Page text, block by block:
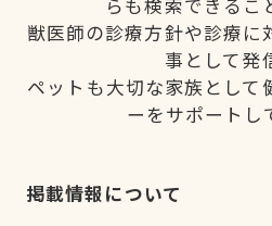
らも検索できるこ
獣医師の診療方針や診療に
事として発
ペットも大切な家族として
ーをサポートし
掲載情報について